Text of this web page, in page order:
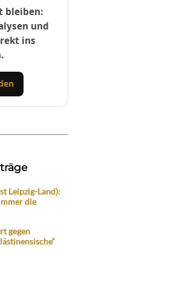
bleiben:
und
ins
Leipzig-Land):
die
gegen